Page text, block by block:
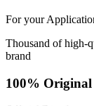
For your
Thousand of high-
brand
100%